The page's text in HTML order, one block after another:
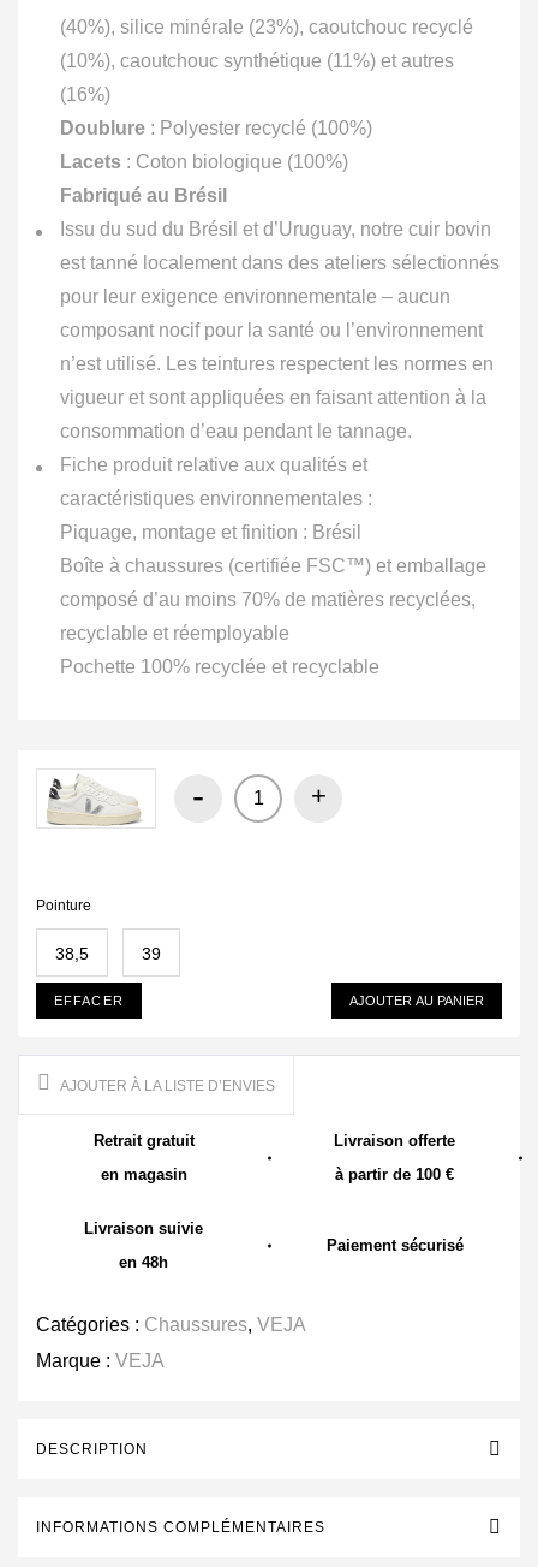
(40%), silice minérale (23%), caoutchouc recyclé
(10%), caoutchouc synthétique (11%) et autres
(16%)
Doublure : Polyester recyclé (100%)
Lacets : Coton biologique (100%)
Fabriqué au Brésil
Issu du sud du Brésil et d’Uruguay, notre cuir bovin
est tanné localement dans des ateliers sélectionnés
pour leur exigence environnementale – aucun
composant nocif pour la santé ou l’environnement
n’est utilisé. Les teintures respectent les normes en
vigueur et sont appliquées en faisant attention à la
consommation d’eau pendant le tannage.
Fiche produit relative aux qualités et
caractéristiques environnementales :
Piquage, montage et finition : Brésil
Boîte à chaussures (certifiée FSC™) et emballage
composé d’au moins 70% de matières recyclées,
recyclable et réemployable
Pochette 100% recyclée et recyclable
- +
Pointure
38,5 39
EFFACER AJOUTER AU PANIER
AJOUTER À LA LISTE D’ENVIES
Retrait gratuit
en magasin
Livraison offerte
à partir de 100 €
Livraison suivie
en 48h
Paiement sécurisé
Catégories : Chaussures, VEJA
Marque : VEJA
DESCRIPTION
INFORMATIONS COMPLÉMENTAIRES